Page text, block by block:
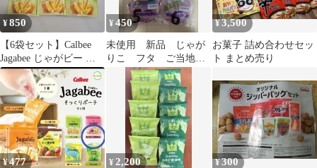
¥850
【6袋セット】Calbee
Jagabee じゃがビー う
すしお味
¥450
未使用 新品 じゃが
りこ フタ ご当地 6
種類 セット 蓋 ジ
ャガビー 観光地
¥3,500
お菓子 詰め合わせセッ
ト まとめ売り
¥477 ¥ 2,200 ¥300